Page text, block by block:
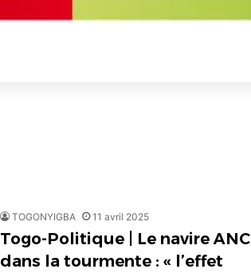
TOGONYIGBA 11 avril 2025
Togo-Politique | Le navire ANC
dans la tourmente : « l’effet